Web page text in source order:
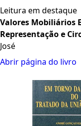
Leitura em destaque
Valores Mobiliários
Representação e
José
Abrir página do livro